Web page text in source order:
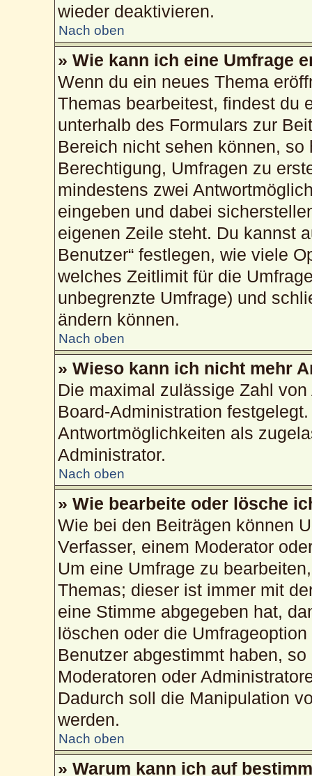
wieder deaktivieren.
Nach oben
» Wie kann ich eine Umfrage
Wenn du ein neues Thema
Themas bearbeitest, findest du
unterhalb des Formulars zur
Bereich nicht sehen können,
Berechtigung, Umfragen zu
mindestens zwei
eingeben und dabei
eigenen Zeile steht. Du kannst
Benutzer“ festlegen, wie viele
welches Zeitlimit für die
unbegrenzte Umfrage) und
ändern können.
Nach oben
» Wieso kann ich nicht mehr
Die maximal zulässige Zahl
Board-Administration
Antwortmöglichkeiten als
Administrator.
Nach oben
» Wie bearbeite oder lösche
Wie bei den Beiträgen können
Verfasser, einem Moderator
Um eine Umfrage zu
Themas; dieser ist immer mit
eine Stimme abgegeben hat,
löschen oder die
Benutzer abgestimmt haben,
Moderatoren oder
Dadurch soll die Manipulation
werden.
Nach oben
» Warum kann ich auf